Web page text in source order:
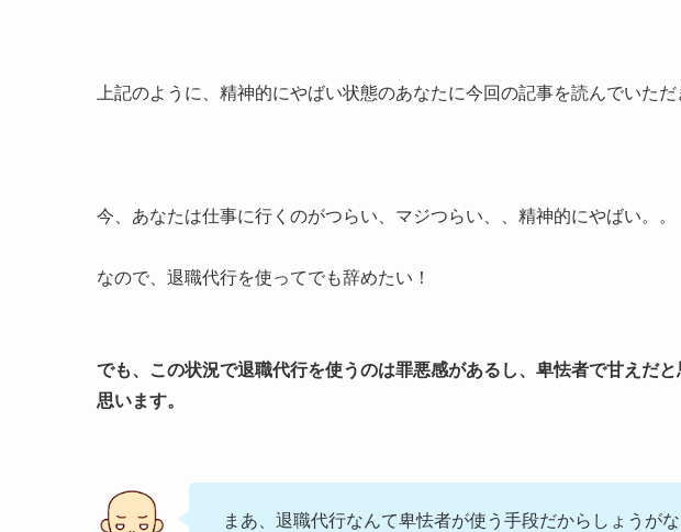
上記のように、精神的にやばい状態のあなたに今回の記事を読んでいただ
今、あなたは仕事に行くのがつらい、マジつらい、、精神的にやばい。。
なので、退職代行を使ってでも辞めたい！
でも、この状況で退職代行を使うのは罪悪感があるし、卑怯者で甘えだ
思います。
まあ、退職代行なんて卑怯者が使う手段だからしょうがな